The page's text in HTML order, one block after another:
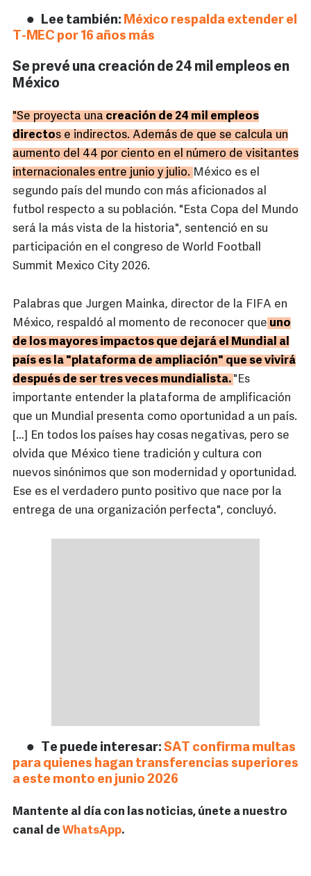
Lee también: México respalda extender el
T-MEC por 16 años más
Se prevé una creación de 24 mil empleos en
México
"Se proyecta una creación de 24 mil empleos
directos e indirectos. Además de que se calcula un
aumento del 44 por ciento en el número de visitantes
internacionales entre junio y julio. México es el
segundo país del mundo con más aficionados al
futbol respecto a su población. "Esta Copa del Mundo
será la más vista de la historia", sentenció en su
participación en el congreso de World Football
Summit Mexico City 2026.
Palabras que Jurgen Mainka, director de la FIFA en
México, respaldó al momento de reconocer que uno
de los mayores impactos que dejará el Mundial al
país es la "plataforma de ampliación" que se vivirá
después de ser tres veces mundialista. "Es
importante entender la plataforma de amplificación
que un Mundial presenta como oportunidad a un país.
[…] En todos los países hay cosas negativas, pero se
olvida que México tiene tradición y cultura con
nuevos sinónimos que son modernidad y oportunidad.
Ese es el verdadero punto positivo que nace por la
entrega de una organización perfecta", concluyó.
Te puede interesar: SAT confirma multas
para quienes hagan transferencias superiores
a este monto en junio 2026
Mantente al día con las noticias, únete a nuestro
canal de WhatsApp.